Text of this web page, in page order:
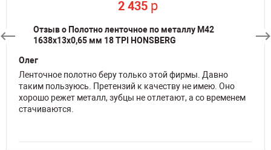
2 435 p
Отзыв о Полотно ленточное по металлу M42
1638х13х0,65 мм 18 TPI HONSBERG
Олег
Ленточное полотно беру только этой фирмы. Давно
таким пользуюсь. Претензий к качеству не имею. Оно
хорошо режет металл, зубцы не отлетают, а со временем
стачиваются.
2 435 p
1 176 p
6 044 p
2 435 p
ppp
1 426 p
1 426 p